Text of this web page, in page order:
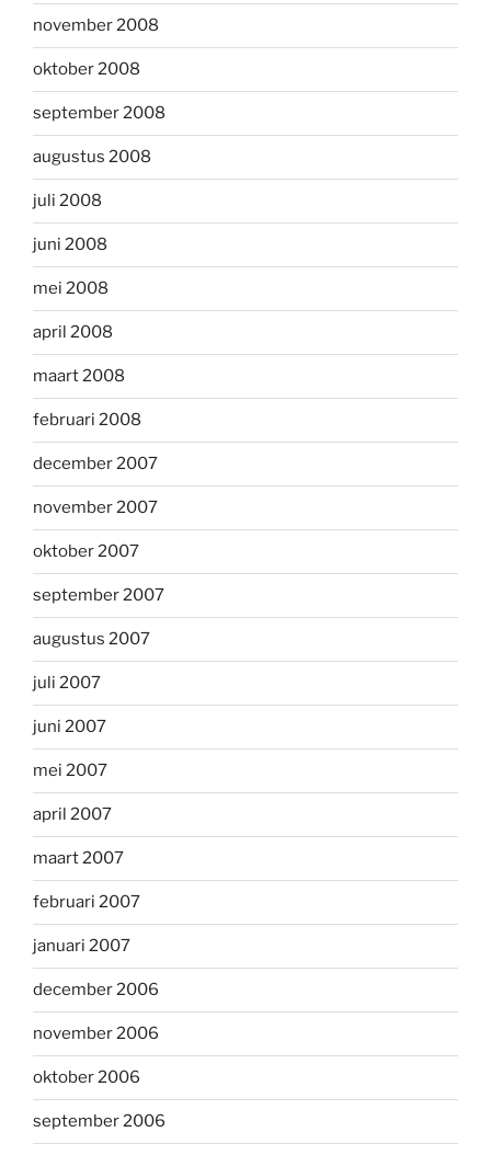
november 2008
oktober 2008
september 2008
augustus 2008
juli 2008
juni 2008
mei 2008
april 2008
maart 2008
februari 2008
december 2007
november 2007
oktober 2007
september 2007
augustus 2007
juli 2007
juni 2007
mei 2007
april 2007
maart 2007
februari 2007
januari 2007
december 2006
november 2006
oktober 2006
september 2006